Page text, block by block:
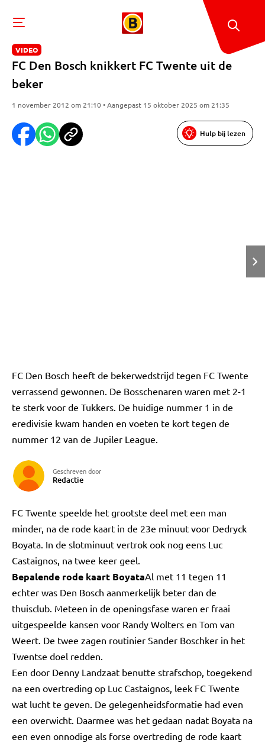
VIDEO
FC Den Bosch knikkert FC Twente uit de
beker
1 november 2012 om 21:10 • Aangepast 15 oktober 2025 om 21:35
Hulp bij lezen
FC Den Bosch heeft de bekerwedstrijd tegen FC Twente
verrassend gewonnen. De Bosschenaren waren met 2-1
te sterk voor de Tukkers. De huidige nummer 1 in de
eredivisie kwam handen en voeten te kort tegen de
nummer 12 van de Jupiler League.
Geschreven door
Redactie
FC Twente speelde het grootste deel met een man
minder, na de rode kaart in de 23e minuut voor Dedryck
Boyata. In de slotminuut vertrok ook nog eens Luc
Castaignos, na twee keer geel.
Bepalende rode kaart BoyataAl met 11 tegen 11
echter was Den Bosch aanmerkelijk beter dan de
thuisclub. Meteen in de openingsfase waren er fraai
uitgespeelde kansen voor Randy Wolters en Tom van
Weert. De twee zagen routinier Sander Boschker in het
Twentse doel redden.
Een door Denny Landzaat benutte strafschop, toegekend
na een overtreding op Luc Castaignos, leek FC Twente
wat lucht te geven. De gelegenheidsformatie had even
een overwicht. Daarmee was het gedaan nadat Boyata na
een even onnodige als forse overtreding de rode kaart